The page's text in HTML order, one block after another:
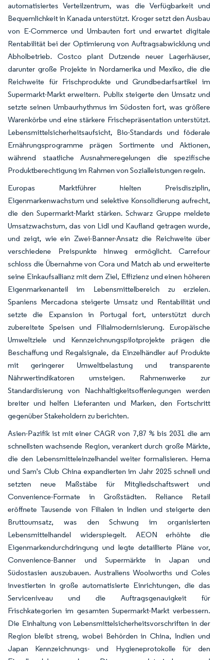
automatisiertes Verteilzentrum, was die Verfügbarkeit und
Bequemlichkeit in Kanada unterstützt. Kroger setzt den Ausbau
von E-Commerce und Umbauten fort und erwartet digitale
Rentabilität bei der Optimierung von Auftragsabwicklung und
Abholbetrieb. Costco plant Dutzende neuer Lagerhäuser,
darunter große Projekte in Nordamerika und Mexiko, die die
Reichweite für Frischprodukte und Grundbedarfsartikel im
Supermarkt-Markt erweitern. Publix steigerte den Umsatz und
setzte seinen Umbaurhythmus im Südosten fort, was größere
Warenkörbe und eine stärkere Frischepräsentation unterstützt.
Lebensmittelsicherheitsaufsicht, Bio-Standards und föderale
Ernährungsprogramme prägen Sortimente und Aktionen,
während staatliche Ausnahmeregelungen die spezifische
Produktberechtigung im Rahmen von Sozialleistungen regeln.
Europas Marktführer hielten Preisdisziplin,
Eigenmarkenwachstum und selektive Konsolidierung aufrecht,
die den Supermarkt-Markt stärken. Schwarz Gruppe meldete
Umsatzwachstum, das von Lidl und Kaufland getragen wurde,
und zeigt, wie ein Zwei-Banner-Ansatz die Reichweite über
verschiedene Preispunkte hinweg ermöglicht. Carrefour
schloss die Übernahme von Cora und Match ab und erweiterte
seine Einkaufsallianz mit dem Ziel, Effizienz und einen höheren
Eigenmarkenanteil im Lebensmittelbereich zu erzielen.
Spaniens Mercadona steigerte Umsatz und Rentabilität und
setzte die Expansion in Portugal fort, unterstützt durch
zubereitete Speisen und Filialmodernisierung. Europäische
Umweltziele und Kennzeichnungspilotprojekte prägen die
Beschaffung und Regalsignale, da Einzelhändler auf Produkte
mit geringerer Umweltbelastung und transparente
Nährwertindikatoren umsteigen. Rahmenwerke zur
Standardisierung von Nachhaltigkeitsoffenlegungen werden
breiter und helfen Lieferanten und Marken, den Fortschritt
gegenüber Stakeholdern zu berichten.
Asien-Pazifik ist mit einer CAGR von 7,87 % bis 2031 die am
schnellsten wachsende Region, verankert durch große Märkte,
die den Lebensmitteleinzelhandel weiter formalisieren. Hema
und Sam's Club China expandierten im Jahr 2025 schnell und
setzten neue Maßstäbe für Mitgliedschaftswert und
Convenience-Formate in Großstädten. Reliance Retail
eröffnete Tausende von Filialen in Indien und steigerte den
Bruttoumsatz, was den Schwung im organisierten
Lebensmittelhandel widerspiegelt. AEON erhöhte die
Eigenmarkendurchdringung und legte detaillierte Pläne vor,
Convenience-Banner und Supermärkte in Japan und
Südostasien auszubauen. Australiens Woolworths und Coles
investierten in große automatisierte Einrichtungen, die das
Serviceniveau und die Auftragsgenauigkeit für
Frischkategorien im gesamten Supermarkt-Markt verbessern.
Die Einhaltung von Lebensmittelsicherheitsvorschriften in der
Region bleibt streng, wobei Behörden in China, Indien und
Japan Kennzeichnungs- und Hygieneprotokolle für den